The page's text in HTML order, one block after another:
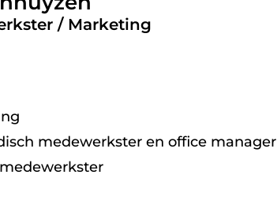
/ Marketing
medewerkster en office manager